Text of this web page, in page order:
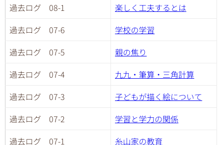
過去ログ 08-1
楽しく工夫するとは
過去ログ 07-6
学校の学習
過去ログ 07-5
親の焦り
過去ログ 07-4
九九・筆算・三角計算
過去ログ 07-3
子どもが描く絵について
過去ログ 07-2
学習と学力の関係
過去ログ 07-1
糸山家の教育